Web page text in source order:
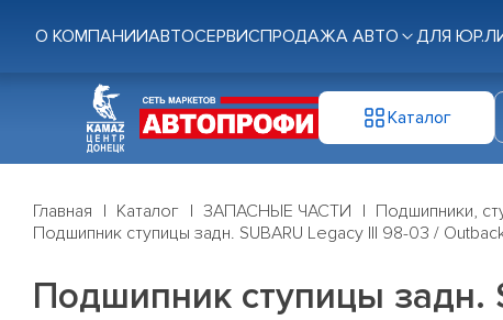
О КОМПАНИИАВТОСЕРВИСПРОДАЖА АВТО ДЛЯ
Каталог
Главная Каталог ЗАПАСНЫЕ ЧАСТИ Подшипники,
Подшипник ступицы задн. SUBARU Legacy III 98-03 /
Подшипник ступицы задн.